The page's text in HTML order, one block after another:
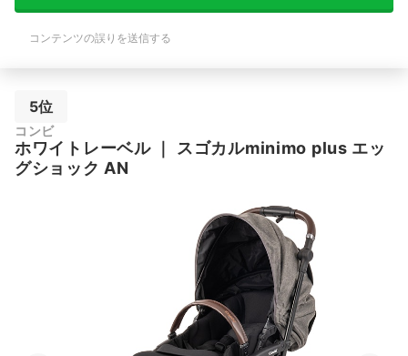
コンテンツの誤りを送信する
5位
コンビ
ホワイトレーベル｜ スゴカルminimo plus エッ
グショック AN